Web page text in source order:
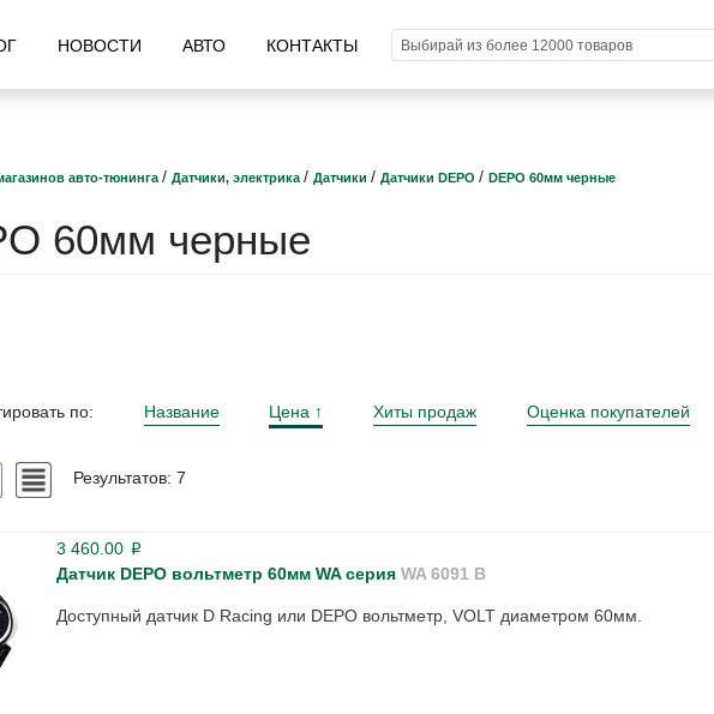
НОВОСТИ АВТО КОНТАКТЫ
авто-тюнинга / Датчики, электрика / Датчики / Датчики DEPO / DEPO 60мм черные
60мм черные
по: Название Цена Хиты продаж Оценка покупателей
Результатов: 7
3 460.00 p
Датчик DEPO вольтметр 60мм WA серия WA 6091 B
Доступный датчик D Racing или DEPO вольтметр, VOLT диаметром 60мм.